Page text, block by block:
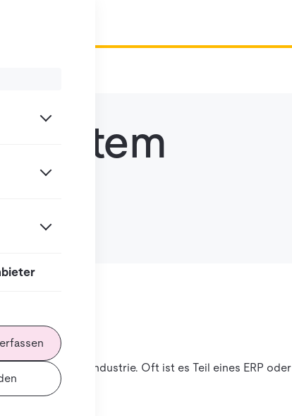
in Handel und Industrie. Oft ist es Teil eines ERP oder